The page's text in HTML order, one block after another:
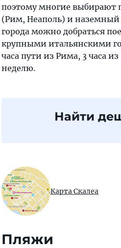
поэтому многие выбирают
(Рим, Неаполь) и наземный
города можно добраться
крупными итальянскими
часа пути из Рима, 3 часа
неделю.
Найти
Карта Скалеа
Пляжи